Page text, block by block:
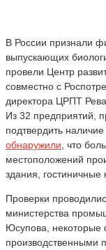
В России признали
выпускающих
провели Центр
совместно с
директора ЦРПТ
Из 32 предприятий,
подтвердить
обнаружили , что
местоположений
здания,
Проверки
министерства
Юсупова, некоторые
производственными